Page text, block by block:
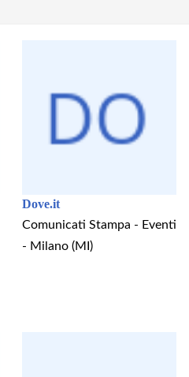
Dove.it
Comunicati Stampa - Eventi
- Milano (MI)